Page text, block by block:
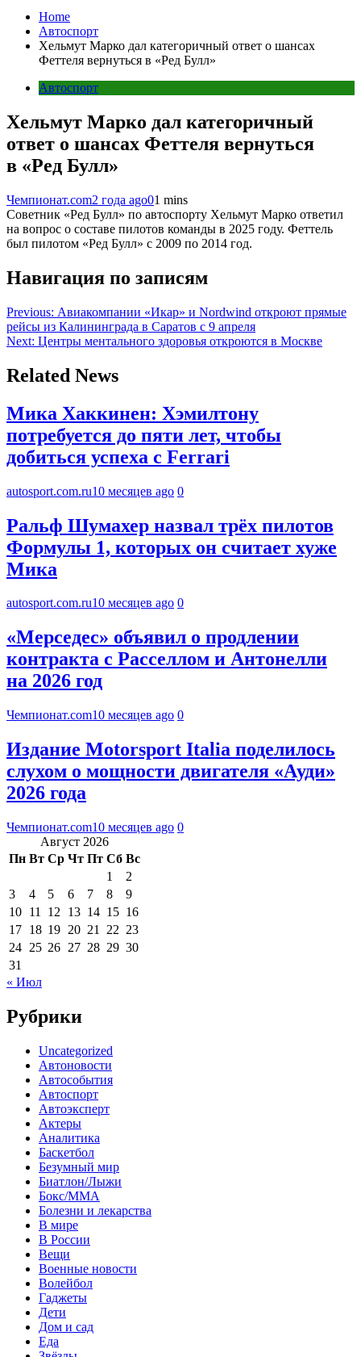
Home
Автоспорт
Хельмут Марко дал категоричный ответ о шансах
Феттеля вернуться в «Ред Булл»
Автоспорт
Хельмут Марко дал категоричный
ответ о шансах Феттеля вернуться
в «Ред Булл»
Чемпионат.com2 года ago01 mins
Советник «Ред Булл» по автоспорту Хельмут Марко ответил
на вопрос о составе пилотов команды в 2025 году. Феттель
был пилотом «Ред Булл» с 2009 по 2014 год.
Навигация по записям
Previous: Авиакомпании «Икар» и Nordwind откроют прямые
рейсы из Калининграда в Саратов с 9 апреля
Next: Центры ментального здоровья откроются в Москве
Related News
Мика Хаккинен: Хэмилтону
потребуется до пяти лет, чтобы
добиться успеха с Ferrari
autosport.com.ru10 месяцев ago 0
Ральф Шумахер назвал трёх пилотов
Формулы 1, которых он считает хуже
Мика
autosport.com.ru10 месяцев ago 0
«Мерседес» объявил о продлении
контракта с Расселлом и Антонелли
на 2026 год
Чемпионат.com10 месяцев ago 0
Издание Motorsport Italia поделилось
слухом о мощности двигателя «Ауди»
2026 года
Чемпионат.com10 месяцев ago 0
Август 2026
Пн Вт Ср Чт Пт Сб Вс
1
2
3
4 5 6 7 8
9
10 11 12 13 14 15 16
17 18 19 20 21 22 23
24 25 26 27 28 29 30
31
« Июл
Рубрики
Uncategorized
Автоновости
Автособытия
Автоспорт
Автоэксперт
Актеры
Аналитика
Баскетбол
Безумный мир
Биатлон/Лыжи
Бокс/MMA
Болезни и лекарства
В мире
В России
Вещи
Военные новости
Волейбол
Гаджеты
Дети
Дом и сад
Еда